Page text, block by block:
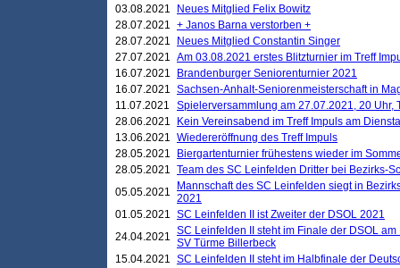
03.08.2021
Neues Mitglied Felix Bowitz
28.07.2021 + Janos Barna verstorben +
28.07.2021
Neues Mitglied Constantin Singer
27.07.2021 Am 03.08.2021 erstes Blitzturnier im Treff
16.07.2021
Brandenburger Seniorenturnier 2021
16.07.2021 Sachsen-Anhalt-Seniorenmeisterschaft in
11.07.2021
Spielerversammlung am 27.07.2021, 20 Uhr,
28.06.2021
Kein Vereinsabend im Treff Impuls am
13.06.2021 Wiedereröffnung des Treff Impuls
28.05.2021
Biergartenturnier frühestens wieder im
28.05.2021 Team des SC Leinfelden Dritter bei Bezirks-
05.05.2021
Mannschaft des SC Leinfelden siegt in
2021
01.05.2021 SC Leinfelden II ist Zweiter der DSOL 2021
24.04.2021 SC Leinfelden II steht im Finale der DSOL
SV Türme Billerbeck
15.04.2021 SC Leinfelden II steht im Halbfinale der